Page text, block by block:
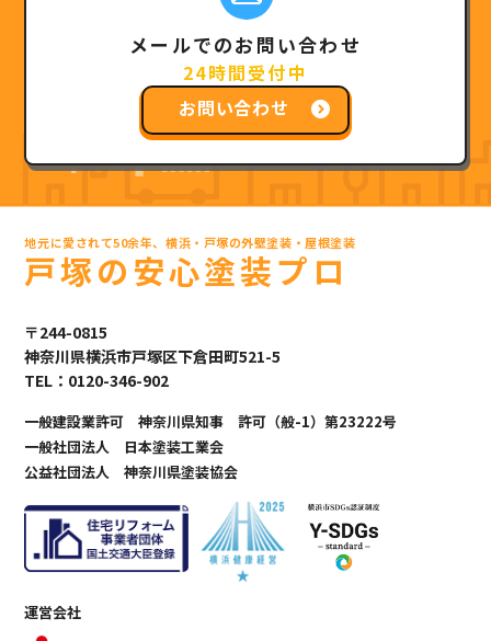
メールでのお問い合わせ
24時間受付中
お問い合わせ
地元に愛されて50余年、横浜・戸塚の外壁塗装・屋根塗装
戸塚の安心塗装プロ
〒244-0815
神奈川県横浜市戸塚区下倉田町521-5
TEL：0120-346-902
一般建設業許可 神奈川県知事 許可（般-1）第23222号
一般社団法人 日本塗装工業会
公益社団法人 神奈川県塗装協会
運営会社